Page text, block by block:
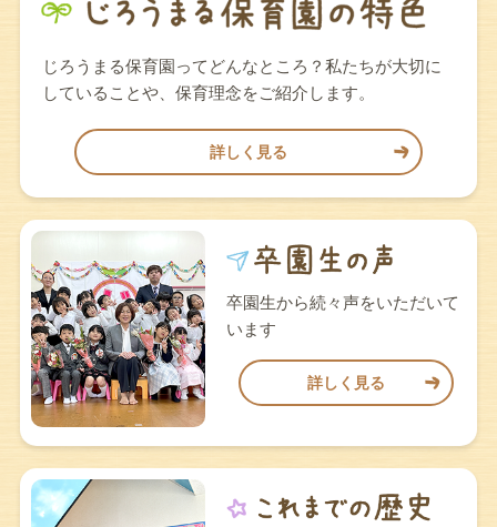
じろうまる保育園ってどんなところ？私たちが大切に
していることや、保育理念をご紹介します。
詳しく見る
卒園生から続々声をいただいて
います
詳しく見る